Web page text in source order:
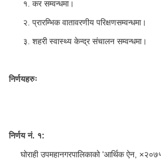
१. कर सम्वन्धमा।
२. प्रारम्भिक वातावरणीय परिक्षणसम्वन्धमा।
३. शहरी स्वास्थ्य केन्द्र संचालन सम्वन्धमा।
निर्णयहरुः
निर्णय नं. १:
घोराही उपमहानगरपालिकाको 'आर्थिक ऐन,